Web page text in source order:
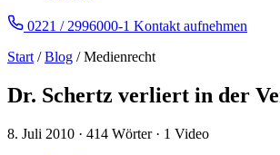
0221 / 2996000-1 Kontakt aufnehmen
Start /Blog / Medienrecht
Dr. Schertz verliert in der
8. Juli 2010 · 414 Wörter · 1 Video